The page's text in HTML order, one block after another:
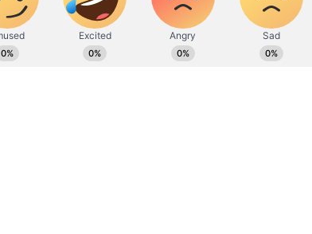
का अलर्ट
प्रयागराज, फतेहपुर, कानपुर देहात, कानपुर
ललितपुर में तेज बारिश और आंधी की चेतावनी जारी की
क्राइम, हेल्थ और यूटिलिटी की खबरों पर काम कर रहे हैं। इन्होंने लखनऊ
डिग्री ली हुई है। इनके पास डिजिटल मीडिया मार्केटिंग एक्जीक्यूटिव,
और कंटेंट प्रमोशन का भी अनुभव है।